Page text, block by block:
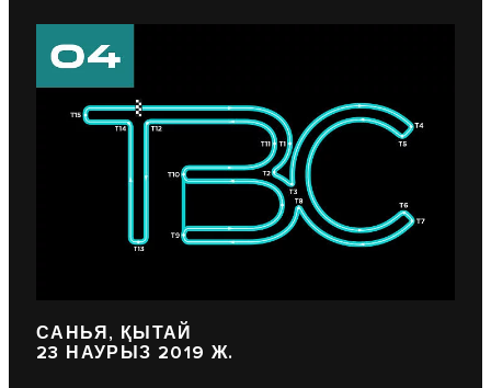
САНЬЯ, ҚЫТАЙ
23 НАУРЫЗ 2019 Ж.